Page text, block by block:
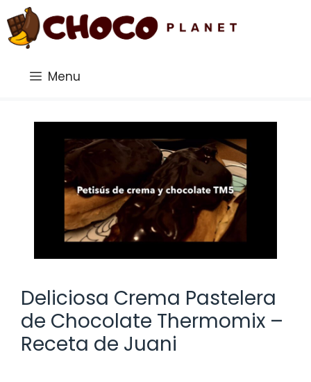
Saltar
al
contenido
Menu
Deliciosa Crema Pastelera
de Chocolate Thermomix –
Receta de Juani